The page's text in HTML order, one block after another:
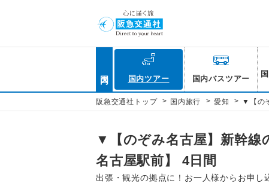
国内ツアー 国内バスツアー
阪急交通社トップ > 国内旅行 > 愛知 > ▼【の
▼【のぞみ名古屋】新幹線
名古屋駅前】 4日間
出張・観光の拠点に！お一人様からお申し